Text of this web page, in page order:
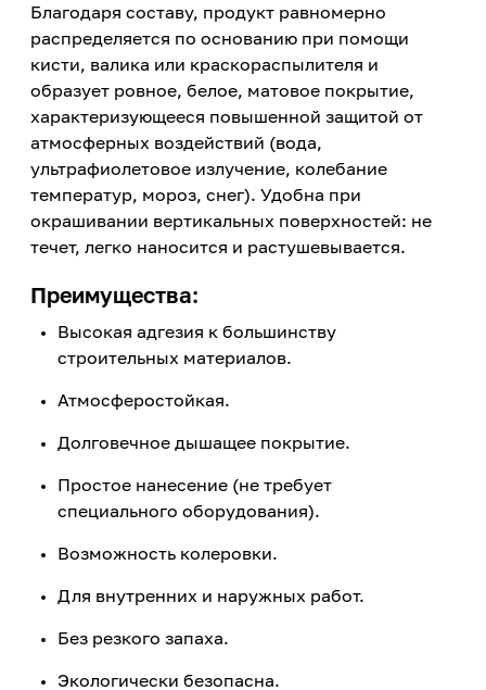
Благодаря составу, продукт равномерно
распределяется по основанию при помощи
кисти, валика или краскораспылителя и
образует ровное, белое, матовое покрытие,
характеризующееся повышенной защитой от
атмосферных воздействий (вода,
ультрафиолетовое излучение, колебание
температур, мороз, снег). Удобна при
окрашивании вертикальных поверхностей: не
течет, легко наносится и растушевывается.
Преимущества:
Высокая адгезия к большинству
строительных материалов.
Атмосферостойкая.
Долговечное дышащее покрытие.
Простое нанесение (не требует
специального оборудования).
Возможность колеровки.
Для внутренних и наружных работ.
Без резкого запаха.
Экологически безопасна.